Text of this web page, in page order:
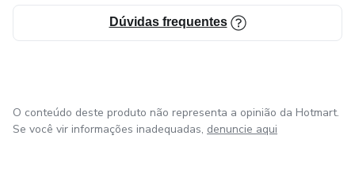
Dúvidas frequentes
O conteúdo deste produto não representa a opinião da Hotmart.
Se você vir informações inadequadas, denuncie aqui